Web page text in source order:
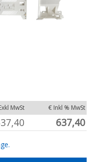
MwSt € Inkl % MwSt
637,40